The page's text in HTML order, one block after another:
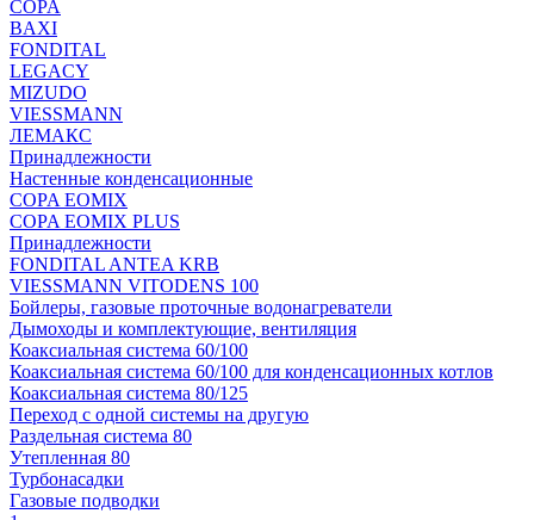
COPA
BAXI
FONDITAL
LEGACY
MIZUDO
VIESSMANN
ЛЕМАКС
Принадлежности
Настенные конденсационные
COPA EOMIX
COPA EOMIX PLUS
Принадлежности
FONDITAL ANTEA KRB
VIESSMANN VITODENS 100
Бойлеры, газовые проточные водонагреватели
Дымоходы и комплектующие, вентиляция
Коаксиальная система 60/100
Коаксиальная система 60/100 для конденсационных котлов
Коаксиальная система 80/125
Переход с одной системы на другую
Раздельная система 80
Утепленная 80
Турбонасадки
Газовые подводки